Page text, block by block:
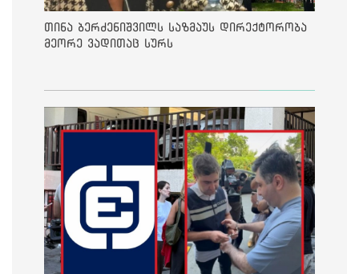
თინა ბერძენიშვილს საზმაუს დირექტორობა
მეორე ვადითაც სურს